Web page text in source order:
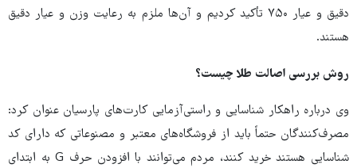
دقیق و عیار ۷۵۰ تأکید کردیم و آن‌ها ملزم به رعایت وزن و عیار دقیق
هستند.
روش بررسی اصالت طلا چیست؟
وی درباره راهکار شناسایی و راستی‌آزمایی کارت‌های پارسیان عنوان کرد:
مصرف‌کنندگان حتماً باید از فروشگاه‌های معتبر و مصنوعاتی که دارای کد
شناسایی هستند خرید کنند، مردم می‌توانند با افزودن حرف G به ابتدای